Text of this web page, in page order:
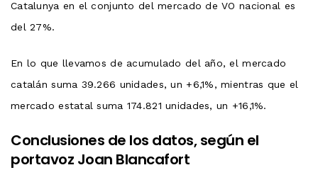
Catalunya en el conjunto del mercado de VO nacional es
del 27%.
En lo que llevamos de acumulado del año, el mercado
catalán suma 39.266 unidades, un +6,1%, mientras que el
mercado estatal suma 174.821 unidades, un +16,1%.
Conclusiones de los datos, según el
portavoz Joan Blancafort